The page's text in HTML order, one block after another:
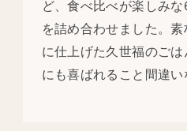
ど、食べ比べが楽しみ
を詰め合わせました。
に仕上げた久世福のご
にも喜ばれること間違い